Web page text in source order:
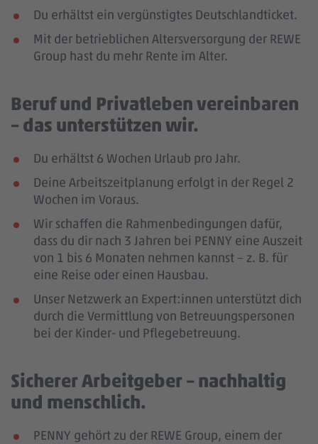
Du erhältst ein vergünstigtes Deutschlandticket.
Mit der betrieblichen Altersversorgung der REWE
Group hast du mehr Rente im Alter.
Beruf und Privatleben vereinbaren
– das unterstützen wir.
Du erhältst 6 Wochen Urlaub pro Jahr.
Deine Arbeitszeitplanung erfolgt in der Regel 2
Wochen im Voraus.
Wir schaffen die Rahmenbedingungen dafür,
dass du dir nach 3 Jahren bei PENNY eine Auszeit
von 1 bis 6 Monaten nehmen kannst – z. B. für
eine Reise oder einen Hausbau.
Unser Netzwerk an Expert:innen unterstützt dich
durch die Vermittlung von Betreuungspersonen
bei der Kinder- und Pflegebetreuung.
Sicherer Arbeitgeber – nachhaltig
und menschlich.
PENNY gehört zu der REWE Group, einem der